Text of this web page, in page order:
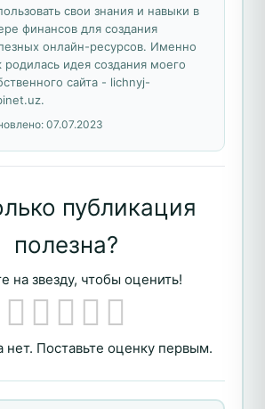
свои знания и навыки в
финансов для создания
онлайн-ресурсов. Именно
родилась идея создания моего
сайта - lichnyj-
07.07.2023
публикация
полезна?
на звезду, чтобы оценить!
нет. Поставьте оценку первым.